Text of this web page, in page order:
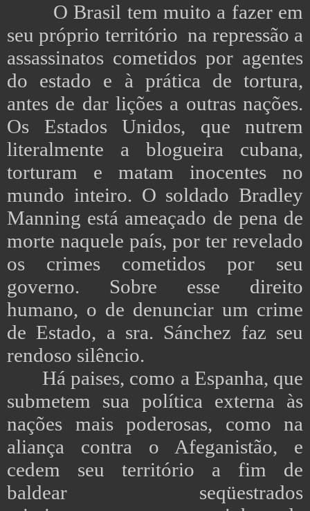
O Brasil tem muito a fazer em
seu próprio território na repressão a
assassinatos cometidos por agentes
do estado e à prática de tortura,
antes de dar lições a outras nações.
Os Estados Unidos, que nutrem
literalmente a blogueira cubana,
torturam e matam inocentes no
mundo inteiro. O soldado Bradley
Manning está ameaçado de pena de
morte naquele país, por ter revelado
os crimes cometidos por seu
governo. Sobre esse direito
humano, o de denunciar um crime
de Estado, a sra. Sánchez faz seu
rendoso silêncio.
Há paises, como a Espanha, que
submetem sua política externa às
nações mais poderosas, como na
aliança contra o Afeganistão, e
cedem seu território a fim de
baldear seqüestrados